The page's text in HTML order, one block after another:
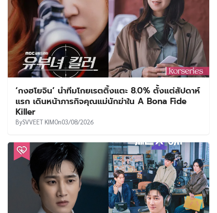
‘กงฮโยจิน’ นำทีมโกยเรตติ้งแตะ 8.0% ตั้งแต่สัปดาห์
แรก เดินหน้าภารกิจคุณแม่นักฆ่าใน A Bona Fide
Killer
BySVVEET KIMOn03/08/2026